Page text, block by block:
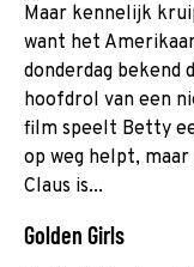
Maar kennelijk
want het
donderdag
hoofdrol van een
film speelt Betty
op weg helpt,
Claus is...
Golden Girls